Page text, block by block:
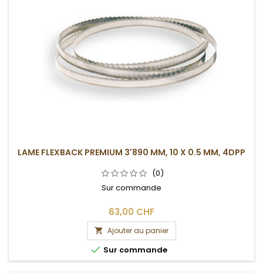
LAME FLEXBACK PREMIUM 3'890 MM, 10 X 0.5 MM, 4DPP
(0)
Sur commande
63,00 CHF
 Ajouter au panier
 Sur commande